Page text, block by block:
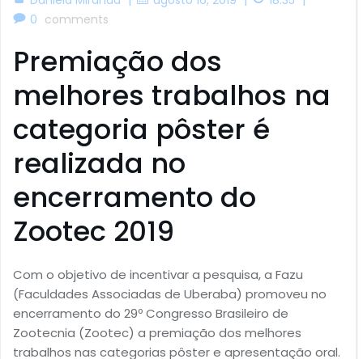
0 comments
Premiação dos
melhores trabalhos na
categoria pôster é
realizada no
encerramento do
Zootec 2019
Com o objetivo de incentivar a pesquisa, a Fazu
(Faculdades Associadas de Uberaba) promoveu no
encerramento do 29º Congresso Brasileiro de
Zootecnia (Zootec) a premiação dos melhores
trabalhos nas categorias pôster e apresentação oral.